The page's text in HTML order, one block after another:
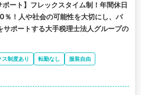
ポート】フレックスタイム制！年間休日
％！人や社会の可能性を大切にし、バ
サポートする大手税理士法人グループの
ス制度あり 転勤なし
服装自由